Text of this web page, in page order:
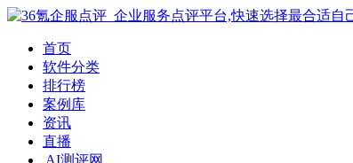
首页
软件分类
排行榜
案例库
资讯
直播
AI测评网